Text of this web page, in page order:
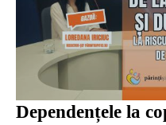
Dependențele la